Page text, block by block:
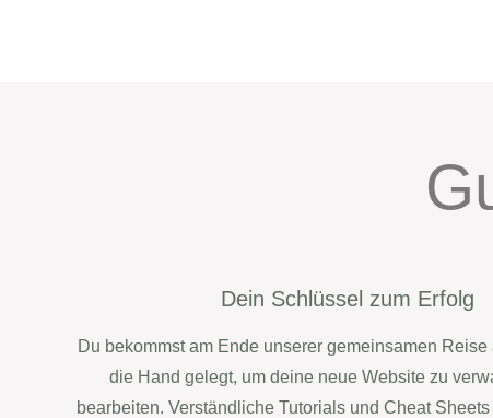
Dein Schlüssel zum Erfolg
Du bekommst am Ende unserer gemeinsamen
die Hand gelegt, um deine neue Website zu
bearbeiten. Verständliche Tutorials und Cheat